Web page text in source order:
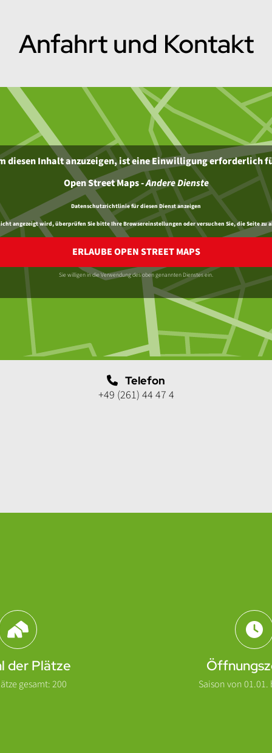
Anfahrt und Kontakt
diesen Inhalt anzuzeigen, ist eine Einwilligung erforderlich
Open Street Maps-Andere Dienste
Datenschutzrichtlinie für diesen Dienst anzeigen
angezeigt wird, überprüfen Sie bitte Ihre Browsereinstellungen oder versuchen Sie, die Seite
ERLAUBE OPEN STREET MAPS
Sie willigen in die Verwendung des oben genannten Dienstes ein.
Telefon
+49 (261) 44 47 4
der Plätze
gesamt: 200 Saison von 01.01.